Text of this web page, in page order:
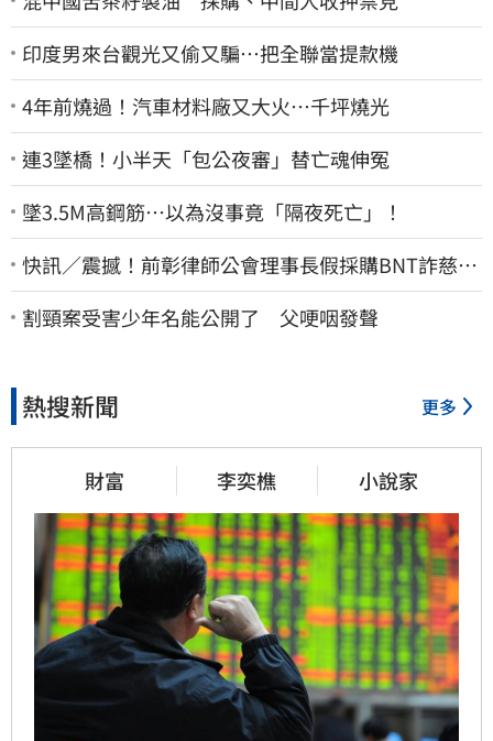
印度男來台觀光又偷又騙…把全聯當提款機
4年前燒過！汽車材料廠又大火…千坪燒光
連3墜橋！小半天「包公夜審」替亡魂伸冤
墜3.5M高鋼筋…以為沒事竟「隔夜死亡」！
快訊／震撼！前彰律師公會理事長假採購BNT詐慈濟
10億、洗錢囤232kg黃金
割頸案受害少年名能公開了 父哽咽發聲
熱搜新聞 更多
財富 李奕樵 小說家